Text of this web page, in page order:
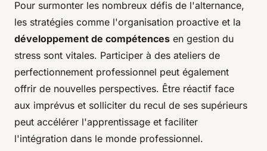
Pour surmonter les nombreux défis de l'alternance,
les stratégies comme l'organisation proactive et la
développement de compétences en gestion du
stress sont vitales. Participer à des ateliers de
perfectionnement professionnel peut également
offrir de nouvelles perspectives. Être réactif face
aux imprévus et solliciter du recul de ses supérieurs
peut accélérer l'apprentissage et faciliter
l'intégration dans le monde professionnel.